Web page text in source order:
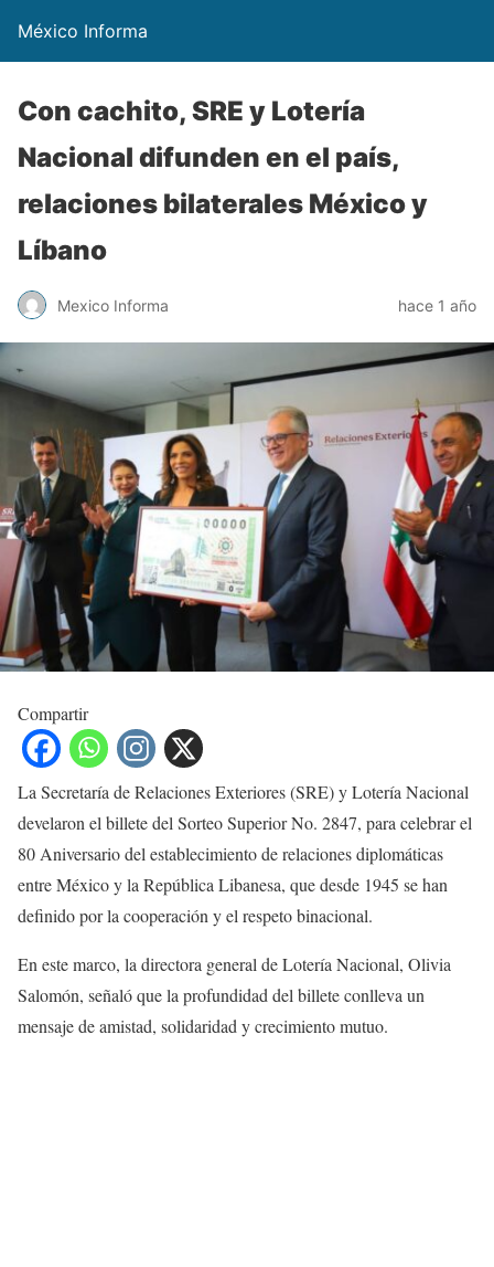
México Informa
Con cachito, SRE y Lotería
Nacional difunden en el país,
relaciones bilaterales México y
Líbano
Mexico Informa hace 1 año
Compartir
La Secretaría de Relaciones Exteriores (SRE) y Lotería Nacional
develaron el billete del Sorteo Superior No. 2847, para celebrar el
80 Aniversario del establecimiento de relaciones diplomáticas
entre México y la República Libanesa, que desde 1945 se han
definido por la cooperación y el respeto binacional.
En este marco, la directora general de Lotería Nacional, Olivia
Salomón, señaló que la profundidad del billete conlleva un
mensaje de amistad, solidaridad y crecimiento mutuo.